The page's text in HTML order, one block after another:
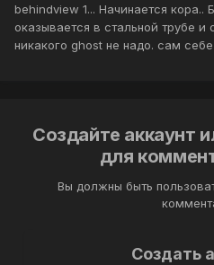
behindview 1... Начинается кора..
оказывается в стальной трубе и
никакого ghost не надо. сам
Создайте аккаунт
для
Вы должны быть
Создать